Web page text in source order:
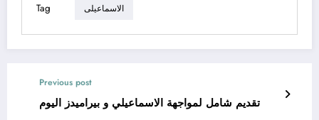
Tag الاسماعيلى
Previous post
تقديم شامل لمواجهة الاسماعيلي و بيراميدز اليوم